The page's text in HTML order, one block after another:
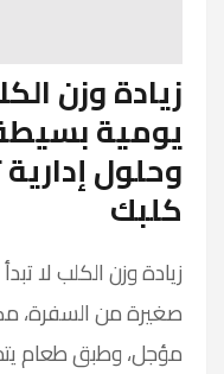
زيادة وزن
يومية
وحلول
كلبك
زيادة وزن الكلب لا
صغيرة من السفرة،
مؤجل، وطبق طعام